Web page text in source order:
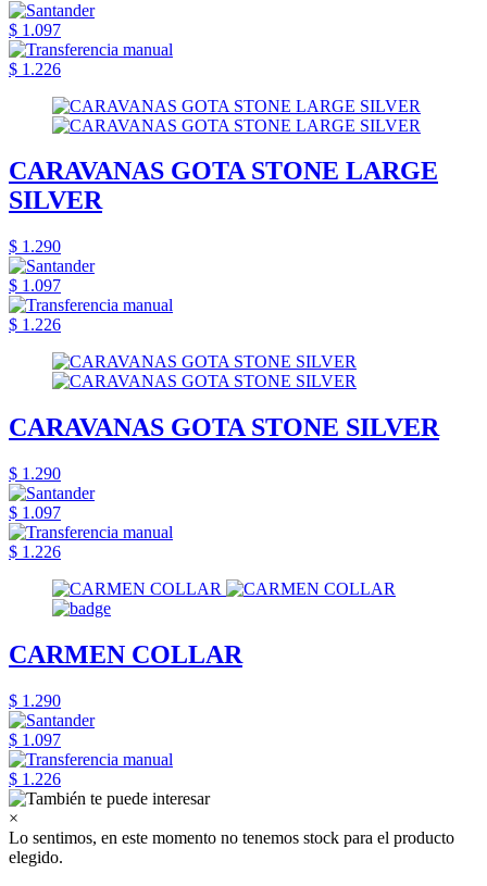
$ 1.097
$ 1.226
CARAVANAS GOTA STONE LARGE
SILVER
$ 1.290
$ 1.097
$ 1.226
CARAVANAS GOTA STONE SILVER
$ 1.290
$ 1.097
$ 1.226
CARMEN COLLAR
$ 1.290
$ 1.097
$ 1.226
×
Lo sentimos, en este momento no tenemos stock para el producto
elegido.